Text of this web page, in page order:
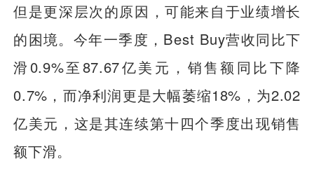
但是更深层次的原因，可能来自于业绩增长
的困境。今年一季度，Best Buy营收同比下
滑0.9%至87.67亿美元，销售额同比下降
0.7%，而净利润更是大幅萎缩18%，为2.02
亿美元，这是其连续第十四个季度出现销售
额下滑。